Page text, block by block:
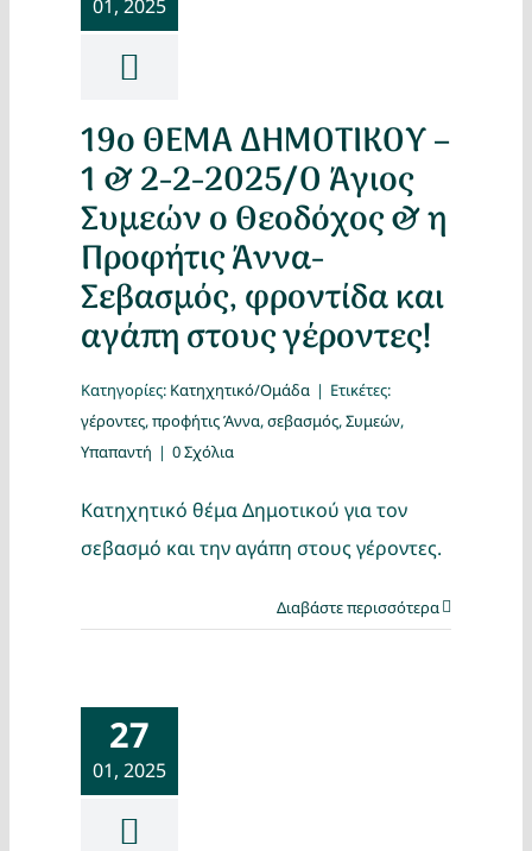
01, 2025
19ο ΘΕΜΑ ΔΗΜΟΤΙΚΟΥ –
1 & 2-2-2025/Ο Άγιος
Συμεών ο Θεοδόχος & η
Προφήτις Άννα-
Σεβασμός, φροντίδα και
αγάπη στους γέροντες!
Κατηγορίες: Κατηχητικό/Ομάδα | Ετικέτες:
γέροντες,προφήτις Άννα,σεβασμός,Συμεών,
Υπαπαντή | 0 Σχόλια
Κατηχητικό θέμα Δημοτικού για τον
σεβασμό και την αγάπη στους γέροντες.
Διαβάστε περισσότερα
27
01, 2025